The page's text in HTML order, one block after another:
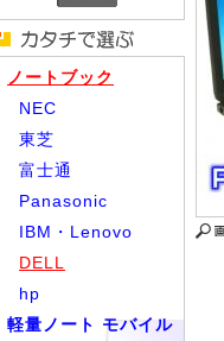
ノートブック
NEC
東芝
富士通
Panasonic
IBM・Lenovo
DELL
hp
軽量ノート モバイル